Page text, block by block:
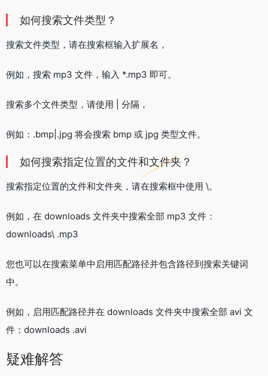
如何搜索文件类型？
搜索文件类型，请在搜索框输入扩展名，
例如，搜索 mp3 文件，输入 *.mp3 即可。
搜索多个文件类型，请使用 | 分隔，
例如： .bmp| .jpg 将会搜索 bmp 或 jpg 类型文件。
如何搜索指定位置的文件和文件夹？
搜索指定位置的文件和文件夹，请在搜索框中使用 \。
例如，在 downloads 文件夹中搜索全部 mp3 文件：
downloads\ .mp3
您也可以在搜索菜单中启用匹配路径并包含路径到搜索关键词
中。
例如，启用匹配路径并在 downloads 文件夹中搜索全部 avi 文
件：downloads .avi
疑难解答